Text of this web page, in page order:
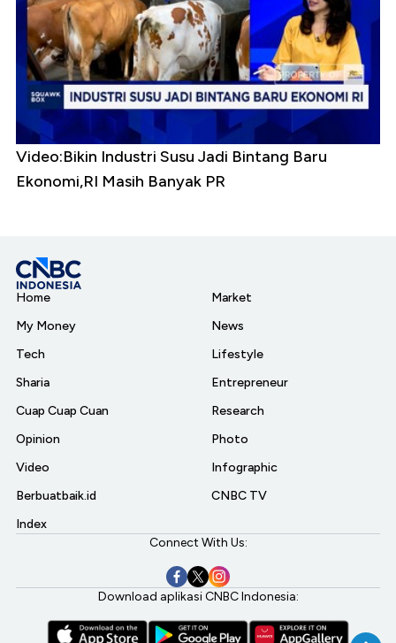
Video:Bikin Industri Susu Jadi Bintang Baru
Ekonomi,RI Masih Banyak PR
Home
My Money
Tech
Sharia
Cuap Cuap Cuan
Opinion
Video
Berbuatbaik.id
Index
Market
News
Lifestyle
Entrepreneur
Research
Photo
Infographic
CNBC TV
Connect With Us:
Download aplikasi CNBC Indonesia: